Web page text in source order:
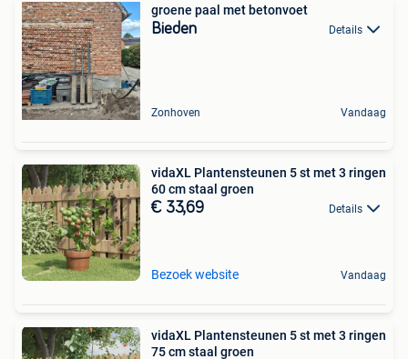
groene paal met betonvoet
Bieden Details
Zonhoven Vandaag
vidaXL Plantensteunen 5 st met 3 ringen
60 cm staal groen
€ 33,69 Details
Bezoek website Vandaag
vidaXL Plantensteunen 5 st met 3 ringen
75 cm staal groen